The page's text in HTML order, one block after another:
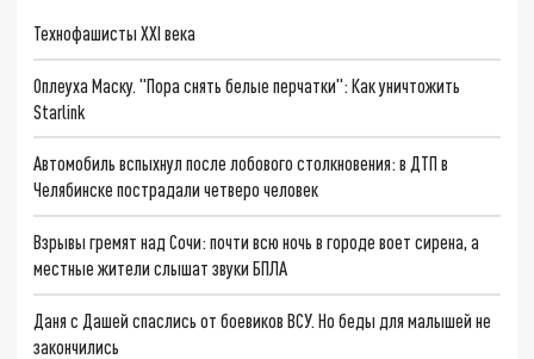
Технофашисты XXI века
Оплеуха Маску. "Пора снять белые перчатки": Как уничтожить
Starlink
Автомобиль вспыхнул после лобового столкновения: в ДТП в
Челябинске пострадали четверо человек
Взрывы гремят над Сочи: почти всю ночь в городе воет сирена, а
местные жители слышат звуки БПЛА
Даня с Дашей спаслись от боевиков ВСУ. Но беды для малышей не
закончились